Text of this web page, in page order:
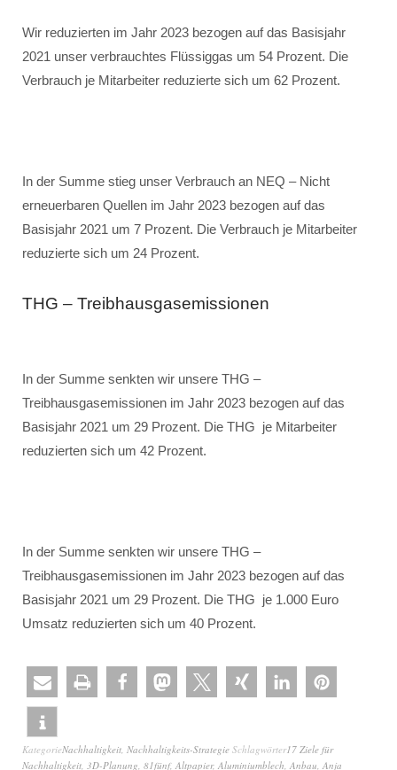
Wir reduzierten im Jahr 2023 bezogen auf das Basisjahr
2021 unser verbrauchtes Flüssiggas um 54 Prozent. Die
Verbrauch je Mitarbeiter reduzierte sich um 62 Prozent.
In der Summe stieg unser Verbrauch an NEQ – Nicht
erneuerbaren Quellen im Jahr 2023 bezogen auf das
Basisjahr 2021 um 7 Prozent. Die Verbrauch je Mitarbeiter
reduzierte sich um 24 Prozent.
THG – Treibhausgasemissionen
In der Summe senkten wir unsere THG –
Treibhausgasemissionen im Jahr 2023 bezogen auf das
Basisjahr 2021 um 29 Prozent. Die THG je Mitarbeiter
reduzierten sich um 42 Prozent.
In der Summe senkten wir unsere THG –
Treibhausgasemissionen im Jahr 2023 bezogen auf das
Basisjahr 2021 um 29 Prozent. Die THG je 1.000 Euro
Umsatz reduzierten sich um 40 Prozent.
KategorieNachhaltigkeit, Nachhaltigkeits-Strategie Schlagwörter17 Ziele für
Nachhaltigkeit, 3D-Planung, 81fünf, Altpapier, Aluminiumblech, Anbau, Anja